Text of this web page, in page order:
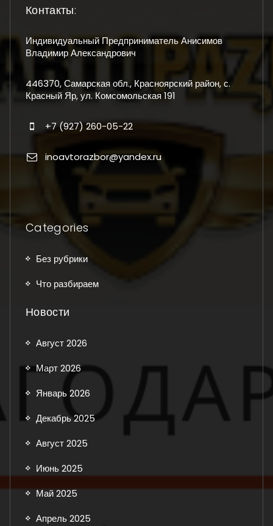
Контакты:
Индивидуальный Предприниматель Анисимов
Владимир Александрович
446370, Самарская обл., Красноярский район, с.
Красный Яр, ул. Комсомольская 191
+7 (927) 260-05-22
inoavtorazbor@yandex.ru
Categories
Без рубрики
Что разбираем
Новости
Август 2026
Март 2026
Январь 2026
Декабрь 2025
Август 2025
Июнь 2025
Май 2025
Апрель 2025